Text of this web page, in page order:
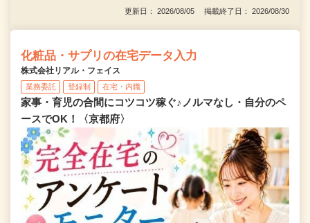
更新日： 2026/08/05 掲載終了日： 2026/08/30
化粧品・サプリの在宅データ入力
株式会社リアル・フェイス
業務委託 登録制 在宅・内職
家事・育児の合間にコツコツ稼ぐ♪ノルマなし・自分のペ
ースでOK！〈京都府〉